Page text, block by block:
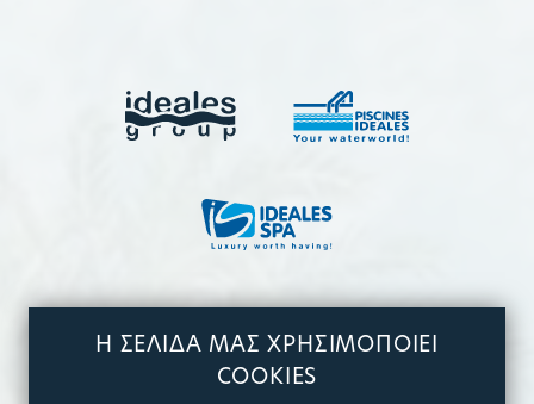
Βουτήξτε
Είμαστε εδώ για
να κάνουμε
Η ΣΕΛΙΔΑ ΜΑΣ ΧΡΗΣΙΜΟΠΟΙΕΙ
COOKIES